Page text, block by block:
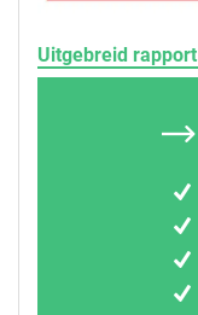
Uitgebreid rapport